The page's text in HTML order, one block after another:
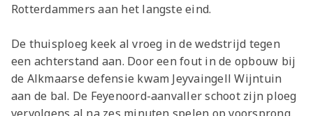
Rotterdammers aan het langste eind.
De thuisploeg keek al vroeg in de wedstrijd tegen
een achterstand aan. Door een fout in de opbouw bij
de Alkmaarse defensie kwam Jeyvaingell Wijntuin
aan de bal. De Feyenoord-aanvaller schoot zijn ploeg